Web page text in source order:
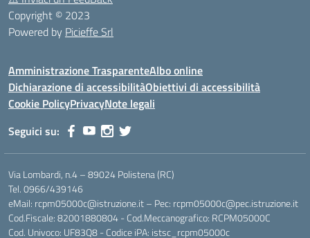
Copyright © 2023
Powered by Picieffe Srl
Amministrazione TrasparenteAlbo online
Dichiarazione di accessibilitàObiettivi di accessibilità
Cookie PolicyPrivacyNote legali
Seguici su:
Via Lombardi, n.4 – 89024 Polistena (RC)
Tel. 0966/439146
eMail: rcpm05000c@istruzione.it – Pec: rcpm05000c@pec.istruzione.it
Cod.Fiscale: 82001880804 - Cod.Meccanografico: RCPM05000C
Cod. Univoco: UF83Q8 - Codice iPA: istsc_rcpm05000c